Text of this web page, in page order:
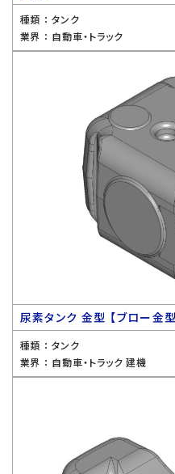
種類 ： タンク
業界 ： 自動車・トラック
尿素タンク 金型 【ブロー金
種類 ： タンク
業界 ： 自動車・トラック 建機